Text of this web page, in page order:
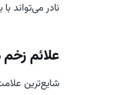
نادر می‌تواند
علائم
شایع‌ترین